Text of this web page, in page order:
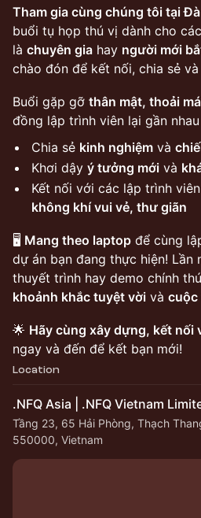
Tham gia cùng chúng tôi tại
buổi tụ họp thú vị dành cho
là chuyên gia hay người mới
chào đón để kết nối, chia sẻ
Buổi gặp gỡ thân mật, thoải
đồng lập trình viên lại gần
Chia sẻ kinh nghiệm và
Khơi dậy ý tưởng mới và
Kết nối với các lập trình
không khí vui vẻ, thư giãn
🖥️ Mang theo laptop để cùng
dự án bạn đang thực hiện! Lần
thuyết trình hay demo chính
khoảnh khắc tuyệt vời và cuộc
🌟 Hãy cùng xây dựng, kết nối
ngay và đến để kết bạn mới!
Location
.NFQ Asia | .NFQ Vietnam
Tầng 23, 65 Hải Phòng, Thạch
550000, Vietnam